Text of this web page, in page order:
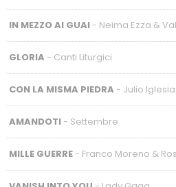
IN MEZZO AI GUAI- Neima Ezza &
GLORIA - Canti Liturgici
CON LA MISMA PIEDRA - Julio
AMANDOTI- Settembre
MILLE GUERRE- Franco Moreno &